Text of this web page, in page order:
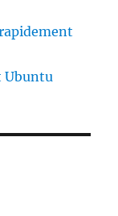
Ubuntu